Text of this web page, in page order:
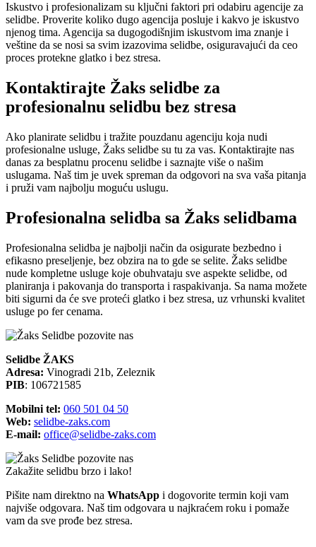
Iskustvo i profesionalizam su ključni faktori pri odabiru agencije za
selidbe. Proverite koliko dugo agencija posluje i kakvo je iskustvo
njenog tima. Agencija sa dugogodišnjim iskustvom ima znanje i
veštine da se nosi sa svim izazovima selidbe, osiguravajući da ceo
proces protekne glatko i bez stresa.
Kontaktirajte Žaks selidbe za
profesionalnu selidbu bez stresa
Ako planirate selidbu i tražite pouzdanu agenciju koja nudi
profesionalne usluge, Žaks selidbe su tu za vas. Kontaktirajte nas
danas za besplatnu procenu selidbe i saznajte više o našim
uslugama. Naš tim je uvek spreman da odgovori na sva vaša pitanja
i pruži vam najbolju moguću uslugu.
Profesionalna selidba sa Žaks selidbama
Profesionalna selidba je najbolji način da osigurate bezbedno i
efikasno preseljenje, bez obzira na to gde se selite. Žaks selidbe
nude kompletne usluge koje obuhvataju sve aspekte selidbe, od
planiranja i pakovanja do transporta i raspakivanja. Sa nama možete
biti sigurni da će sve proteći glatko i bez stresa, uz vrhunski kvalitet
usluge po fer cenama.
Selidbe ŽAKS
Adresa: Vinogradi 21b, Zeleznik
PIB: 106721585
Mobilni tel: 060 501 04 50
Web: selidbe-zaks.com
E-mail: office@selidbe-zaks.com
Zakažite selidbu brzo i lako!
Pišite nam direktno na WhatsApp i dogovorite termin koji vam
najviše odgovara. Naš tim odgovara u najkraćem roku i pomaže
vam da sve prođe bez stresa.